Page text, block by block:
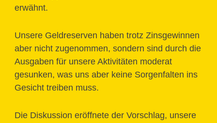
erwähnt.
Unsere Geldreserven haben trotz Zinsgewinnen
aber nicht zugenommen, sondern sind durch die
Ausgaben für unsere Aktivitäten moderat
gesunken, was uns aber keine Sorgenfalten ins
Gesicht treiben muss.
Die Diskussion eröffnete der Vorschlag, unsere